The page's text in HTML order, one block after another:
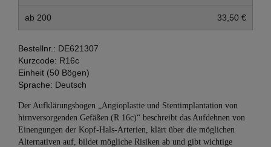
ab 200 33,50 €
Bestellnr.: DE621307
Kurzcode: R16c
Einheit (50 Bögen)
Sprache: Deutsch
Der Aufklärungsbogen „Angioplastie und Stentimplantation von
hirnversorgenden Gefäßen (R 16c)“ beschreibt das Aufdehnen von
Einengungen der Kopf-Hals-Arterien, klärt über die möglichen
Alternativen auf, bildet mögliche Risiken ab und gibt wichtige